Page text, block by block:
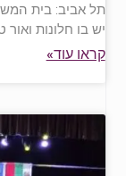
תל אביב: בית
יש בו חלונות ואור
קראו עוד»